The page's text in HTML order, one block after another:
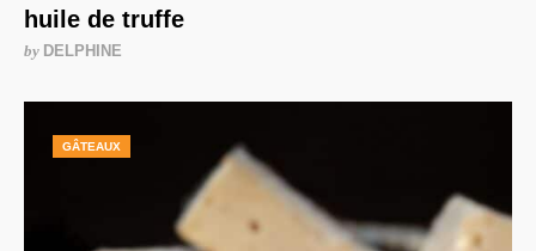
huile de truffe
by DELPHINE
GÂTEAUX